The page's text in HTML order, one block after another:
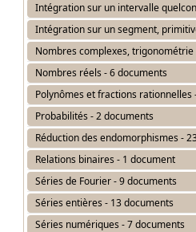
Intégration sur un intervalle
Intégration sur un segment,
Nombres complexes,
Nombres réels - 6 documents
Polynômes et fractions rationnelles
Probabilités - 2 documents
Réduction des endomorphismes -
Relations binaires - 1 document
Séries de Fourier - 9 documents
Séries entières - 13 documents
Séries numériques - 7 documents